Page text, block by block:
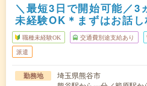
＼最短3日で開始可能／3
未経験OK＊まずはお話し
職種未経験OK 交通費別途支給あり
派遣
勤務地
埼玉県熊谷市